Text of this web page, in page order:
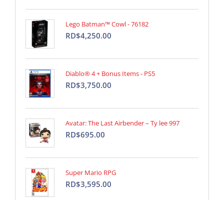
Lego Batman™ Cowl - 76182
RD$4,250.00
Diablo® 4 + Bonus Items - PS5
RD$3,750.00
Avatar: The Last Airbender – Ty lee 997
RD$695.00
Super Mario RPG
RD$3,595.00